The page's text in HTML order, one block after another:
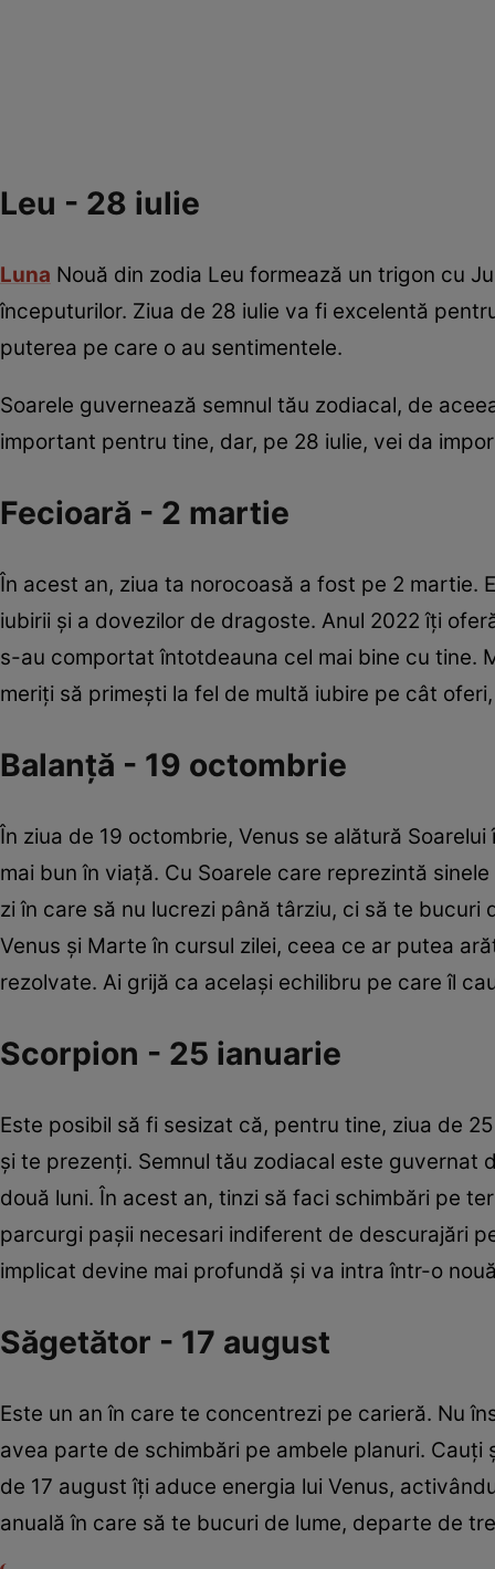
Leu - 28 iulie
Luna Nouă din zodia Leu formează un trigon cu
începuturilor. Ziua de 28 iulie va fi excelentă
puterea pe care o au sentimentele.
Soarele guvernează semnul tău zodiacal, de
important pentru tine, dar, pe 28 iulie, vei da
Fecioară - 2 martie
În acest an, ziua ta norocoasă a fost pe 2
iubirii şi a dovezilor de dragoste. Anul 2022 îţi
s-au comportat întotdeauna cel mai bine cu tine.
meriți să primeşti la fel de multă iubire pe cât
Balanţă - 19 octombrie
În ziua de 19 octombrie, Venus se alătură
mai bun în viață. Cu Soarele care reprezintă
zi în care să nu lucrezi până târziu, ci să te
Venus și Marte în cursul zilei, ceea ce ar putea
rezolvate. Ai grijă ca același echilibru pe care îl
Scorpion - 25 ianuarie
Este posibil să fi sesizat că, pentru tine, ziua de
și te prezenţi. Semnul tău zodiacal este
două luni. În acest an, tinzi să faci schimbări pe
parcurgi pașii necesari indiferent de descurajări
implicat devine mai profundă şi va intra într-o
Săgetător - 17 august
Este un an în care te concentrezi pe carieră. Nu
avea parte de schimbări pe ambele planuri.
de 17 august îţi aduce energia lui Venus,
anuală în care să te bucuri de lume, departe de